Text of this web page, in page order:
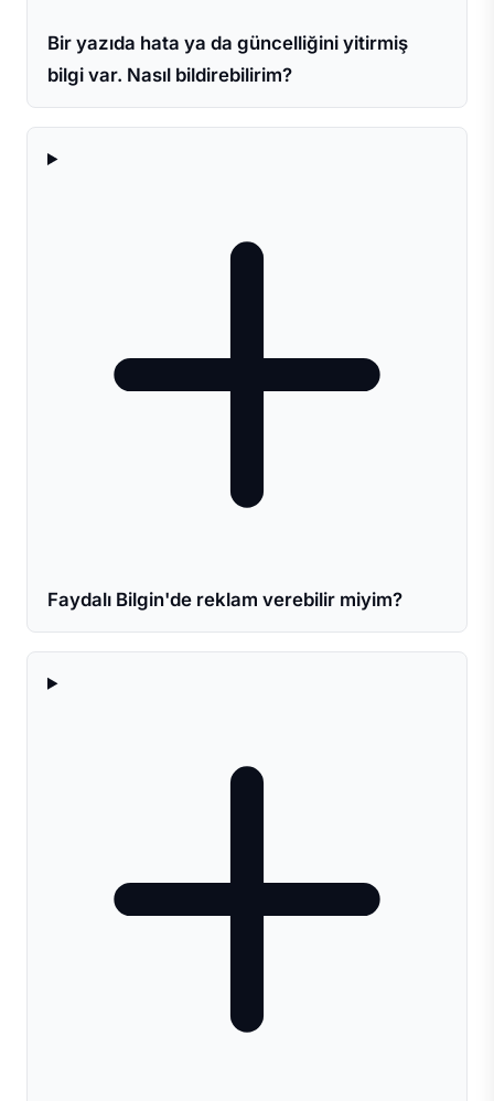
Bir yazıda hata ya da güncelliğini yitirmiş
bilgi var. Nasıl bildirebilirim?
Faydalı Bilgin'de reklam verebilir miyim?